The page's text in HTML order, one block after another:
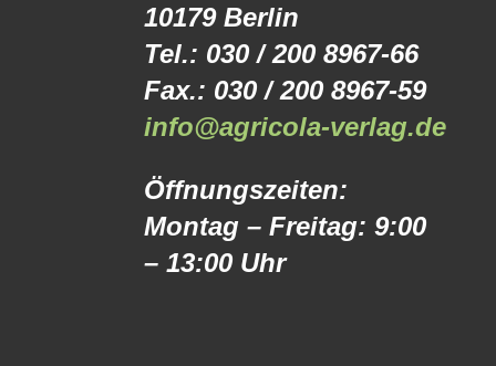
10179 Berlin
Tel.: 030 / 200 8967-66
Fax.: 030 / 200 8967-59
info@agricola-verlag.de
Öffnungszeiten:
Montag – Freitag: 9:00
– 13:00 Uhr